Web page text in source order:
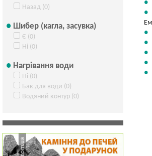
Назад (0)
Шибер (кагла, засувка)
Є (0)
Ні (0)
Нагрівання води
Ні (0)
Бак для води (0)
Водяний контур (0)